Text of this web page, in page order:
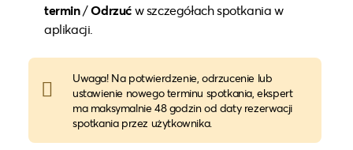
termin/Odrzućw szczegółach spotkania w
aplikacji.
Uwaga! Na potwierdzenie, odrzucenie lub
ustawienie nowego terminu spotkania, ekspert
ma maksymalnie 48 godzin od daty rezerwacji
spotkania przez użytkownika.